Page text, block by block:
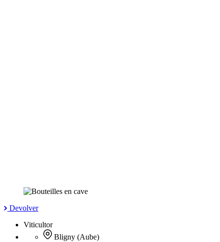
Devolver
Viticultor
Bligny (Aube)